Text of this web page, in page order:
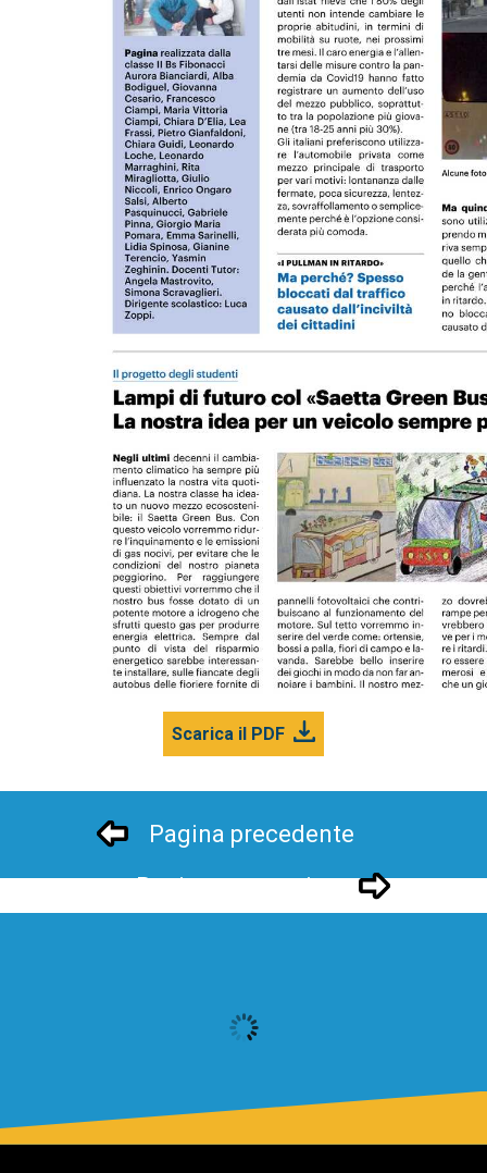
Scarica il PDF
Pagina precedente
Pagina successivo